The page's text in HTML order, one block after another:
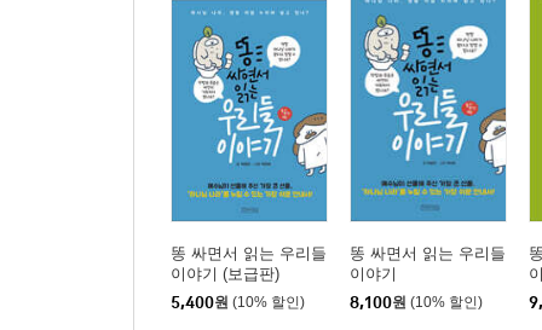
똥 싸면서 읽는 우리들
이야기 (보급판)
5,400원 (10% 할인)
똥 싸면서 읽는 우리들
이야기
8,100원 (10% 할인)